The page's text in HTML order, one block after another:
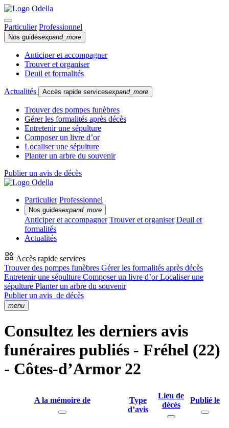
Particulier Professionnel
Nos guidesexpand_more
Anticiper et accompagner
Trouver et organiser
Deuil et formalités
Actualités Accès rapide servicesexpand_more
Trouver des pompes funèbres
Gérer les formalités après décès
Entretenir une sépulture
Composer un livre d’or
Localiser une sépulture
Planter un arbre du souvenir
Publier un avis de décès
Particulier Professionnel
Nos guidesexpand_more
Anticiper et accompagner Trouver et organiser Deuil et
formalités
Actualités
Accès rapide services
Trouver des pompes funèbres Gérer les formalités après décès
Entretenir une sépulture Composer un livre d’orLocaliser une
sépulture Planter un arbre du souvenir
Publier un avis de décès
menu
Consultez les derniers avis
funéraires publiés - Fréhel (22)
- Côtes-d’Armor 22
A la mémoire de
Type
d’avis
Lieu de
décès
Publié le